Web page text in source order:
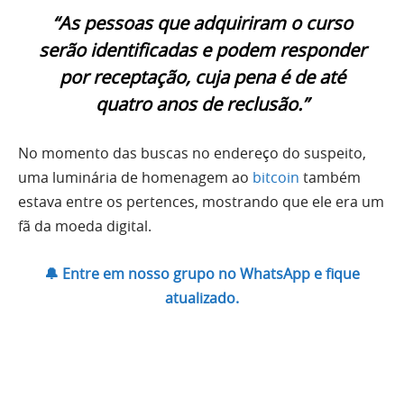
“As pessoas que adquiriram o curso
serão identificadas e podem responder
por receptação, cuja pena é de até
quatro anos de reclusão.”
No momento das buscas no endereço do suspeito,
uma luminária de homenagem ao bitcoin também
estava entre os pertences, mostrando que ele era um
fã da moeda digital.
🔔 Entre em nosso grupo no WhatsApp e fique
atualizado.